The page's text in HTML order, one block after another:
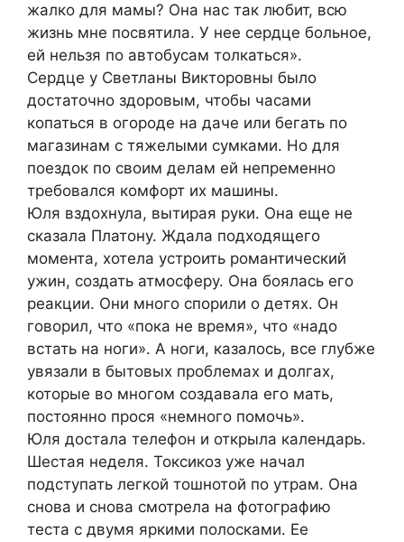
жалко для мамы? Она нас так любит, всю
жизнь мне посвятила. У нее сердце больное,
ей нельзя по автобусам толкаться».
Сердце у Светланы Викторовны было
достаточно здоровым, чтобы часами
копаться в огороде на даче или бегать по
магазинам с тяжелыми сумками. Но для
поездок по своим делам ей непременно
требовался комфорт их машины.
Юля вздохнула, вытирая руки. Она еще не
сказала Платону. Ждала подходящего
момента, хотела устроить романтический
ужин, создать атмосферу. Она боялась его
реакции. Они много спорили о детях. Он
говорил, что «пока не время», что «надо
встать на ноги». А ноги, казалось, все глубже
увязали в бытовых проблемах и долгах,
которые во многом создавала его мать,
постоянно прося «немного помочь».
Юля достала телефон и открыла календарь.
Шестая неделя. Токсикоз уже начал
подступать легкой тошнотой по утрам. Она
снова и снова смотрела на фотографию
теста с двумя яркими полосками. Ее